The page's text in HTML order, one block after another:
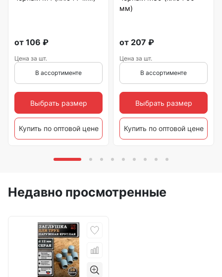
от 106 ₽
Цена за шт.
В ассортименте
Выбрать размер
Купить по оптовой цене
мм)
от 207 ₽
Цена за шт.
В ассортименте
Выбрать размер
Купить по оптовой цене
Недавно просмотренные